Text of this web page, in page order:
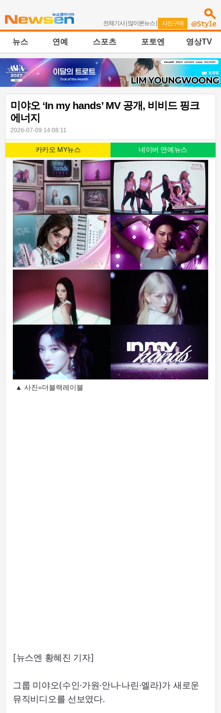
전체기사| 많이본뉴스 | 사진구매
뉴스 연예 스포츠 포토엔 영상TV
미야오 ‘In my hands’ MV 공개, 비비드 핑크
에너지
2026-07-09 14:08:11
카카오 MY뉴스 네이버 연예뉴스
▲ 사진=더블랙레이블
[뉴스엔 황혜진 기자]
그룹 미야오(수인·가원·안나·나린·엘라)가 새로운
뮤직비디오를 선보였다.